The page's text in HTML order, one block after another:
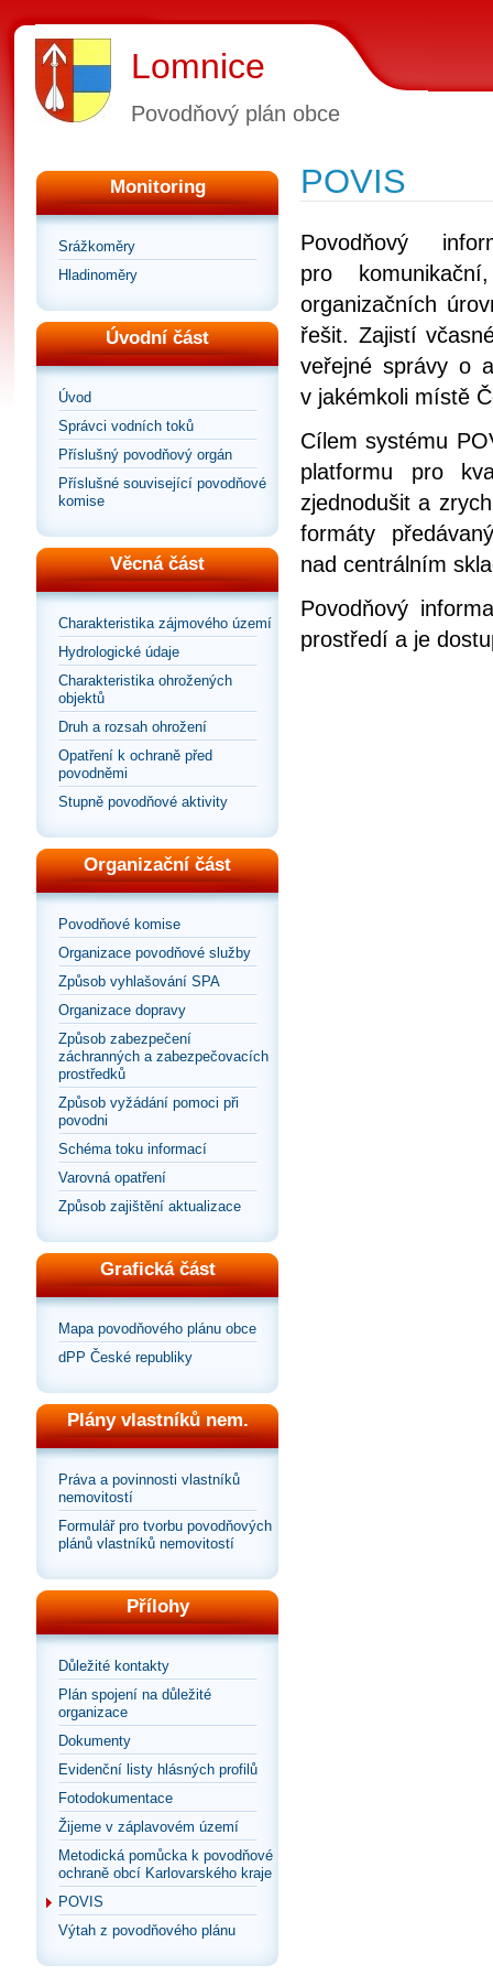
Lomnice
Povodňový plán obce
Monitoring
Srážkoměry
Hladinoměry
Úvodní část
Úvod
Správci vodních toků
Příslušný povodňový orgán
Příslušné související povodňové
komise
Věcná část
Charakteristika zájmového území
Hydrologické údaje
Charakteristika ohrožených
objektů
Druh a rozsah ohrožení
Opatření k ochraně před
povodněmi
Stupně povodňové aktivity
Organizační část
Povodňové komise
Organizace povodňové služby
Způsob vyhlašování SPA
Organizace dopravy
Způsob zabezpečení
záchranných a zabezpečovacích
prostředků
Způsob vyžádání pomoci při
povodni
Schéma toku informací
Varovná opatření
Způsob zajištění aktualizace
Grafická část
Mapa povodňového plánu obce
dPP České republiky
Plány vlastníků nem.
Práva a povinnosti vlastníků
nemovitostí
Formulář pro tvorbu povodňových
plánů vlastníků nemovitostí
Přílohy
Důležité kontakty
Plán spojení na důležité
organizace
Dokumenty
Evidenční listy hlásných profilů
Fotodokumentace
Žijeme v záplavovém území
Metodická pomůcka k povodňové
ochraně obcí Karlovarského kraje
POVIS
Výtah z povodňového plánu
POVIS
Povodňový
pro
organizačních
řešit. Zajistí
veřejné správy o
v jakémkoli místě
Cílem systému
platformu pro
zjednodušit a
formáty
nad centrálním
Povodňový
prostředí a je